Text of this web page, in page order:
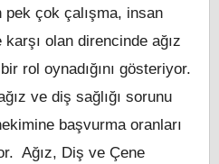
pek çok çalışma, insan
olan direncinde ağız
rol oynadığını gösteriyor.
ve diş sağlığı sorunu
başvurma oranları
Ağız, Diş ve Çene